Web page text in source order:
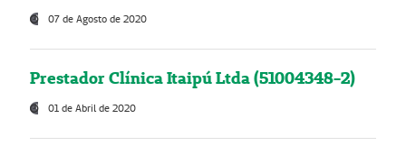
07 de Agosto de 2020
Prestador Clínica Itaipú Ltda (51004348-2)
01 de Abril de 2020